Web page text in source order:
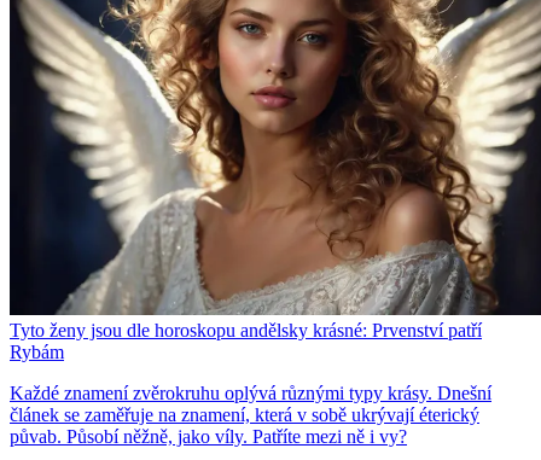
Tyto ženy jsou dle horoskopu andělsky krásné: Prvenství patří
Rybám
Každé znamení zvěrokruhu oplývá různými typy krásy. Dnešní
článek se zaměřuje na znamení, která v sobě ukrývají éterický
půvab. Působí něžně, jako víly. Patříte mezi ně i vy?